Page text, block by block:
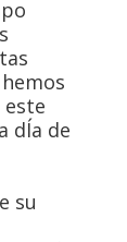
dÍa de
su